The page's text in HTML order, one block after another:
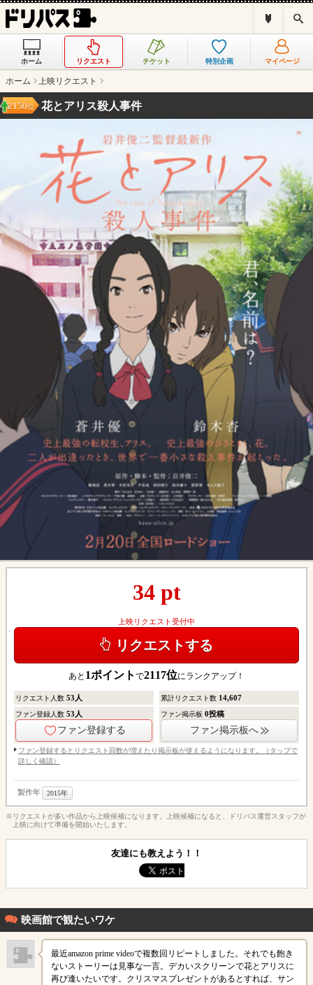
ス
ホーム リクエスト チケット 特別企画 マイページ
ホーム 上映リクエスト
花とアリス殺人事件
2150位
34pt
上映リクエスト受付中
リクエストする
あと 1ポイント で2117位にランクアップ！
リクエスト人数 53 人 累計リクエスト数 14,607
ファン登録人数 53 人
ファン登録する
ファン掲示板0投稿
ファン掲示板へ
ファン登録するとリクエスト回数が増えたり掲示板が使えるようになります。（タップで
詳しく確認）
製作年 2015年
※リクエストが多い作品から上映候補になります。上映候補になると、ドリパス運営スタッフが
上映に向けて準備を開始いたします。
友達にも教えよう！！
映画館で観たいワケ
最近amazon prime videoで複数回リピートしました。それでも飽き
ないストーリーは見事な一言。デカいスクリーンで花とアリスに
再び逢いたいです。クリスマスプレゼントがあるとすれば、サン